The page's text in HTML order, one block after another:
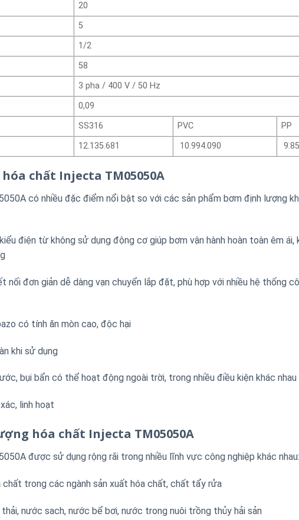
20
5
1/2
58
3 pha / 400 V / 50 Hz
0,09
SS316 PVC
PP
12.135.681 10.994.090
chất Injecta TM05050A
có nhiều đặc điểm nổi bật so với các sản phẩm bơm định lượng
điện từ không sử dụng động cơ giúp bơm vận hành hoàn toàn êm ái,
đơn giản dễ dàng vạn chuyển lắp đặt, phù hợp với nhiều hệ thống
có tính ăn mòn cao, độc hại
khi sử dụng
bụi bẩn có thể hoạt động ngoài trời, trong nhiều điều kiện khác nhau
linh hoạt
hóa chất Injecta TM05050A
được sử dụng rộng rãi trong nhiều lĩnh vực công nghiệp khác nhau:
trong các ngành sản xuất hóa chất, chất tẩy rửa
nước sach, nước bể bơi, nước trong nuôi trồng thủy hải sản